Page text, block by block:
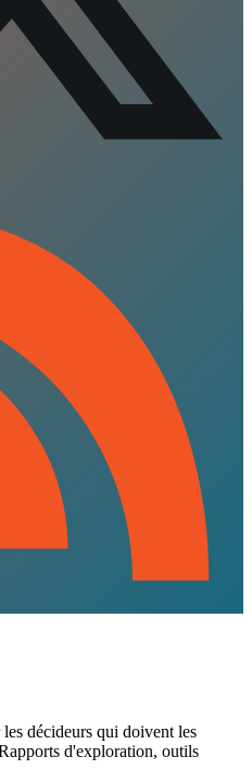
décideurs qui doivent les
d'exploration, outils